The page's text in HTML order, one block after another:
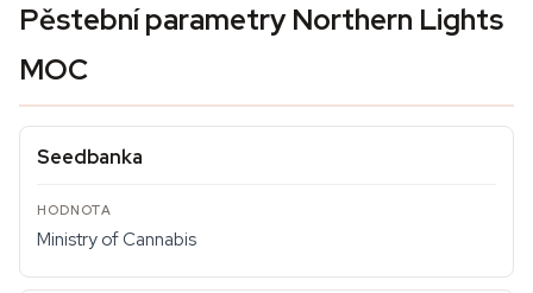
Pěstební parametry Northern Lights
MOC
Seedbanka
Ministry of Cannabis